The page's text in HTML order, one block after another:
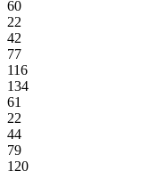
60
22
42
77
116
134
61
22
44
79
120